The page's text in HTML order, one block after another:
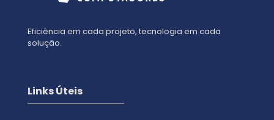
Eficiência em cada projeto, tecnologia em cada
solução.
Links Úteis